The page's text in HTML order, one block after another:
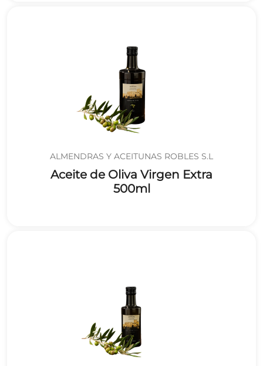
ALMENDRAS Y ACEITUNAS ROBLES S.L
Aceite de Oliva Virgen Extra
500ml